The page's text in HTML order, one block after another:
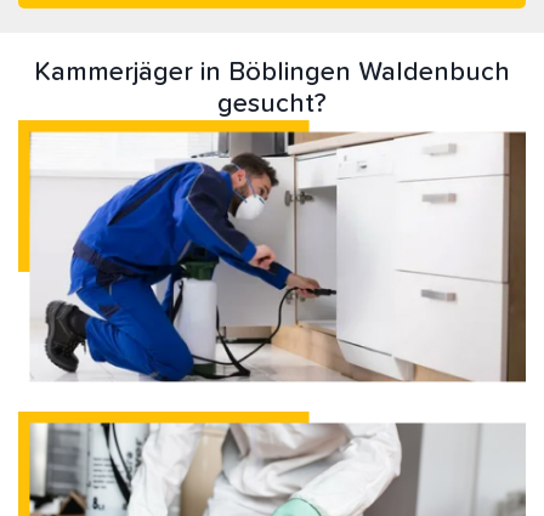
Kammerjäger in Böblingen Waldenbuch
gesucht?